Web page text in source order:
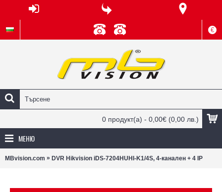
€
0 продукт(а) - 0,00€ (0,00 лв.)
МЕНЮ
MBvision.com » DVR Hikvision iDS-7204HUHI-K1/4S, 4-канален + 4 IP